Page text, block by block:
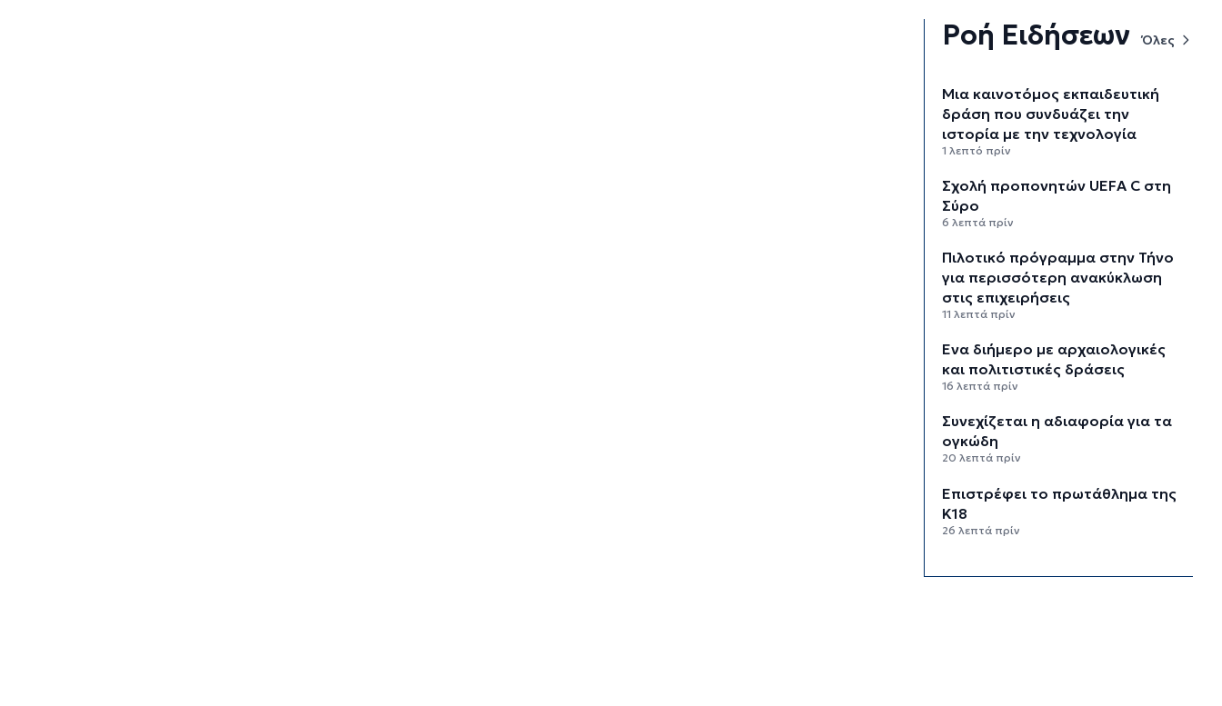
Ροή Ειδήσεων Όλες
Μια καινοτόμος εκπαιδευτική
δράση που συνδυάζει την
ιστορία με την τεχνολογία
1 λεπτό πρίν
Σχολή προπονητών UEFA C στη
Σύρο
6 λεπτά πρίν
Πιλοτικό πρόγραμμα στην Τήνο
για περισσότερη ανακύκλωση
στις επιχειρήσεις
11 λεπτά πρίν
Ένα διήμερο με αρχαιολογικές
και πολιτιστικές δράσεις
16 λεπτά πρίν
Συνεχίζεται η αδιαφορία για τα
ογκώδη
20 λεπτά πρίν
Επιστρέφει το πρωτάθλημα της
Κ18
26 λεπτά πρίν